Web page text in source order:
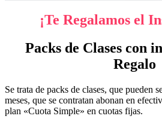
¡Te Regalamos el
Packs de Clases con
Regalo
Se trata de packs de clases, que pueden
meses, que se contratan abonan en
plan «Cuota Simple» en cuotas fijas.